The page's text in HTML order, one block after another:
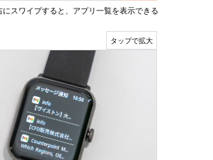
にスワイプすると、アプリ一覧を表示できる